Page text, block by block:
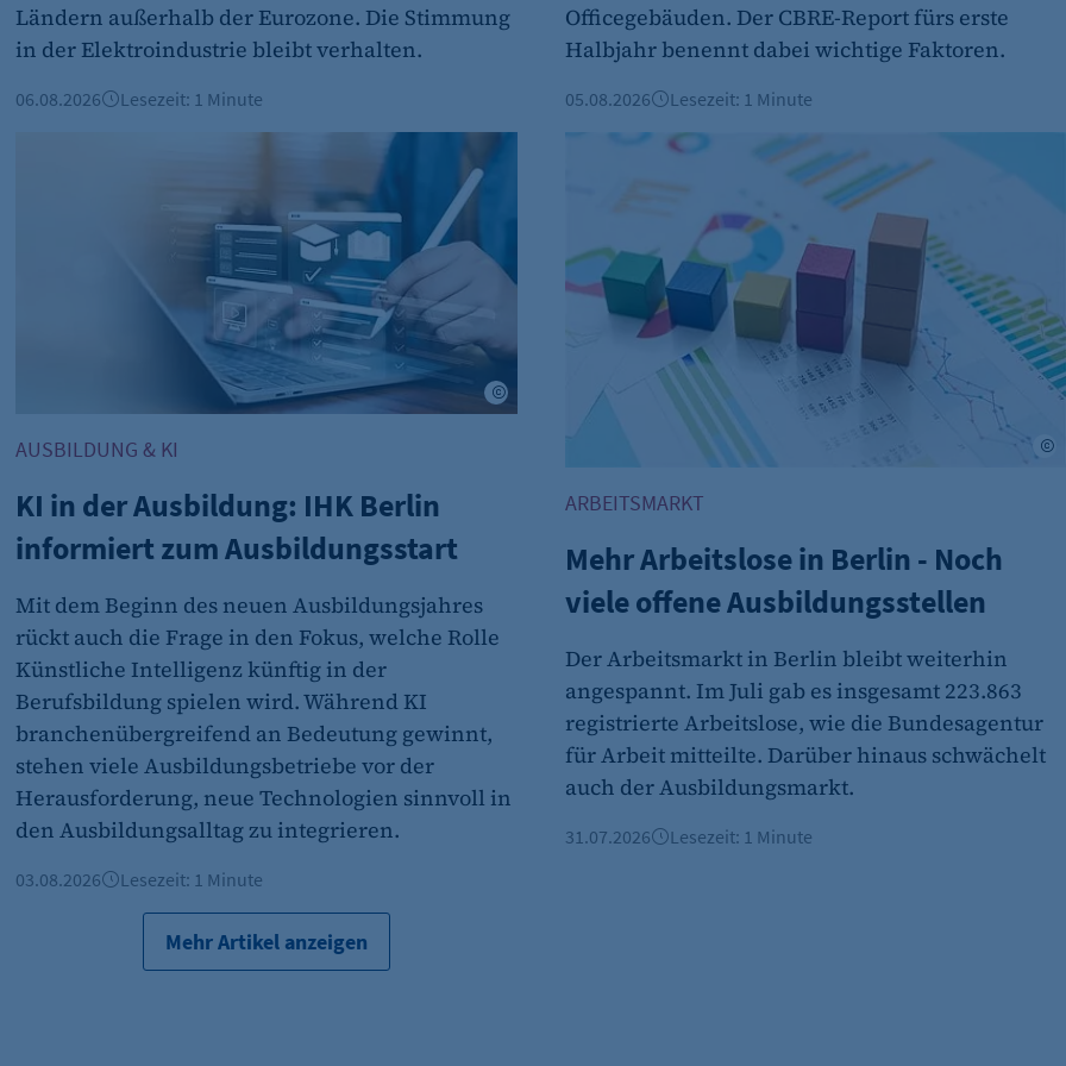
cookie_consent
Dieser Cookie speichert die ausgewählten Einverständnis-Optionen des Benutzers
1 Jahr
Cookie Erkennung
2 Jahre
et_allow_cookies
Es erlaubt eTracker Cookies zu setzen.
480 Tage
isSdEnabled
etracker GmbH
Ländern außerhalb der Eurozone. Die Stimmung
in der Elektroindustrie bleibt verhalten.
06.08.2026 Lesezeit: 1 Minute
Officegebäuden. Der CBRE-Report fürs erste
Halbjahr benennt dabei wichtige Faktoren.
05.08.2026 Lesezeit: 1 Minute
KI in der Ausbildung: IHK Berlin informiert zum Ausbildungsstart
Adobe Stock
AUSBILDUNG & KI
KI in der Ausbildung: IHK Berlin
informiert zum Ausbildungsstart
Mit dem Beginn des neuen Ausbildungsjahres
rückt auch die Frage in den Fokus, welche Rolle
Künstliche Intelligenz künftig in der
Berufsbildung spielen wird. Während KI
branchenübergreifend an Bedeutung gewinnt,
stehen viele Ausbildungsbetriebe vor der
Herausforderung, neue Technologien sinnvoll in
den Ausbildungsalltag zu integrieren.
03.08.2026 Lesezeit: 1 Minute
Mehr Arbeitslose in Berlin - Noch viele offene
ARBEITSMARKT
Mehr Arbeitslose in Berlin - Noch
viele offene Ausbildungsstellen
Der Arbeitsmarkt in Berlin bleibt weiterhin
angespannt. Im Juli gab es insgesamt 223.863
registrierte Arbeitslose, wie die Bundesagentur
für Arbeit mitteilte. Darüber hinaus schwächelt
auch der Ausbildungsmarkt.
31.07.2026 Lesezeit: 1 Minute
Mehr Artikel anzeigen